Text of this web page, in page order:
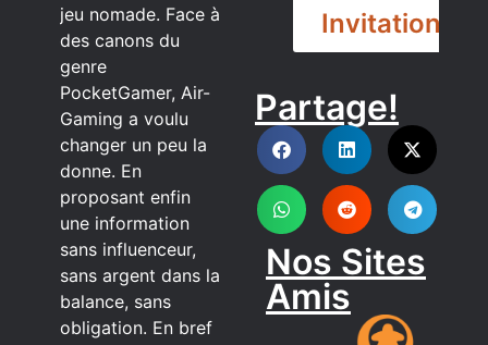
jeu nomade. Face à
des canons du
genre
PocketGamer, Air-
Gaming a voulu
changer un peu la
donne. En
proposant enfin
une information
sans influenceur,
sans argent dans la
balance, sans
obligation. En bref
Invitation
DISCORD
Partage!
Nos Sites
Amis